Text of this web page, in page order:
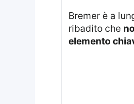
Bremer è a
ribadito che
elemento